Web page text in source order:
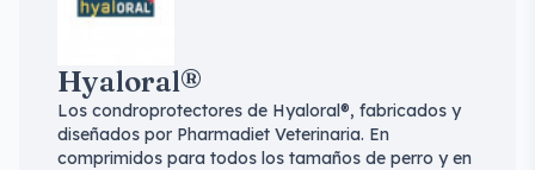
Hyaloral®
Los condroprotectores de Hyaloral®, fabricados y
diseñados por Pharmadiet Veterinaria. En
comprimidos para todos los tamaños de perro y en